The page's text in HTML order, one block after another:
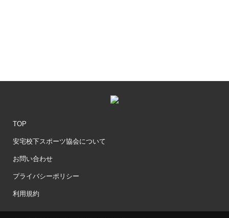
TOP
安宅校下スポーツ協会について
お問い合わせ
プライバシーポリシー
利用規約